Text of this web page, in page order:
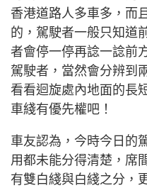
香港道路人多車多，而
的，駕駛者一般只知道
者會停一停再諗一諗前
駕駛者，當然會分辨到
看看迴旋處內地面的長
車綫有優先權吧！
車友認為，今時今日的
用都未能分得清楚，席
有雙白綫與白綫之分，